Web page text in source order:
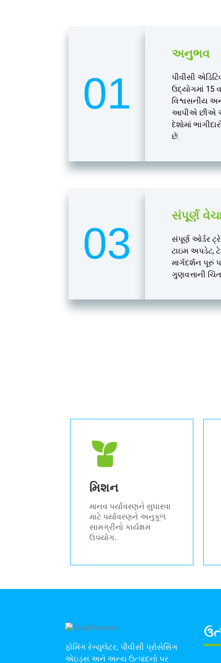
01
અનુભવ
પીવીસી
ઉદ્યોગમાં 15
વિશ્વસનીય
આપીએ છીએ
દેશોમાં
છે.
03
સંપૂર્ણ
સંપૂર્ણ ઓર્ડર
ટાઇમ અપડેટ,
માર્ગદર્શન પૂરું
ગુણવત્તાની
મિશન
માનવ પર્યાવરણને સુધારવા
માટે પર્યાવરણને અનુકૂળ
સામગ્રીનો કાર્યક્ષમ
ઉપયોગ.
ફોમિંગ રેગ્યુલેટર, પીવીસી પ્રોસેસિંગ
એઇડ્સ અને અન્ય ઉત્પાદનો પર